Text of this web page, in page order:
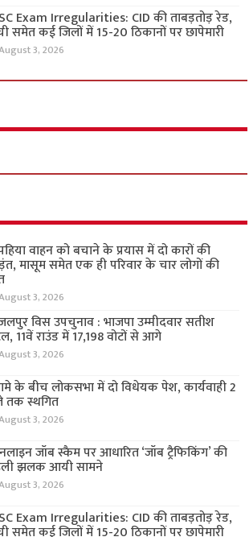
Exam Irregularities: CID की ताबड़तोड़ रेड,
समेत कई जिलों में 15-20 ठिकानों पर छापेमारी
3, 2026
वाहन को बचाने के प्रयास में दो कारों की
मासूम समेत एक ही परिवार के चार लोगों की
3, 2026
विस उपचुनाव : भाजपा उम्मीदवार सतीश
11वें राउंड में 17,198 वोटों से आगे
3, 2026
के बीच लोकसभा में दो विधेयक पेश, कार्यवाही 2
तक स्थगित
3, 2026
जॉब स्कैम पर आधारित ‘जॉब ट्रैफिकिंग’ की
झलक आयी सामने
3, 2026
Exam Irregularities: CID की ताबड़तोड़ रेड,
समेत कई जिलों में 15-20 ठिकानों पर छापेमारी